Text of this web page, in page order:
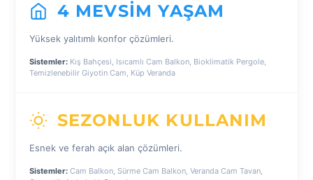
4 MEVSIM YAŞAM
Yüksek yalıtımlı konfor çözümleri.
Sistemler: Kış Bahçesi, Isıcamlı Cam Balkon, Bioklimatik Pergole,
Temizlenebilir Giyotin Cam, Küp Veranda
SEZONLUK KULLANIM
Esnek ve ferah açık alan çözümleri.
Sistemler: Cam Balkon, Sürme Cam Balkon, Veranda Cam Tavan,